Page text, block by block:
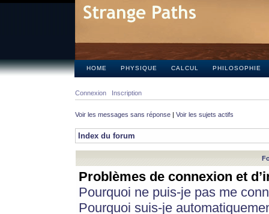
HOME PHYSIQUE CALCUL PHILOSOPHIE
Connexion Inscription
Voir les messages sans réponse | Voir les sujets actifs
Index du forum
Problèmes de connexion et
Pourquoi ne puis-je pas me
Pourquoi suis-je